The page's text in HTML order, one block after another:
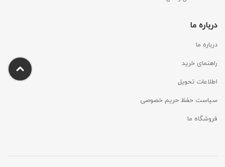
درباره ما
درباره ما
راهنمای خرید
اطلاعات تحویل
سیاست حفظ حریم خصوصی
فروشگاه ما